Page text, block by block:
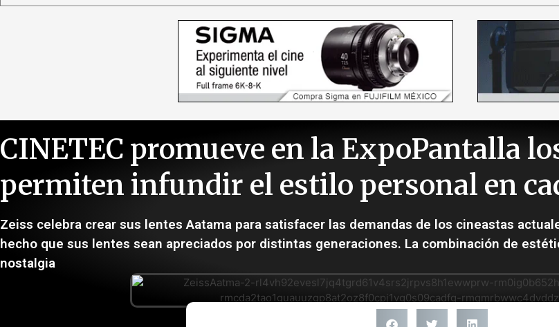
CINETEC promueve en la ExpoPantalla
permiten infundir el estilo personal en
Zeiss celebra crear sus lentes Aatama para satisfacer las demandas de los cineastas
hecho que sus lentes sean apreciados por distintas generaciones. La combinación de
nostalgia